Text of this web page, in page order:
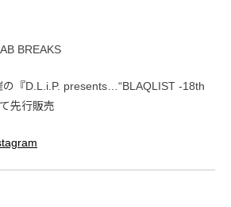
BREAKS
『D.L.i.P. presents…“BLAQLIST -18th
先行販売